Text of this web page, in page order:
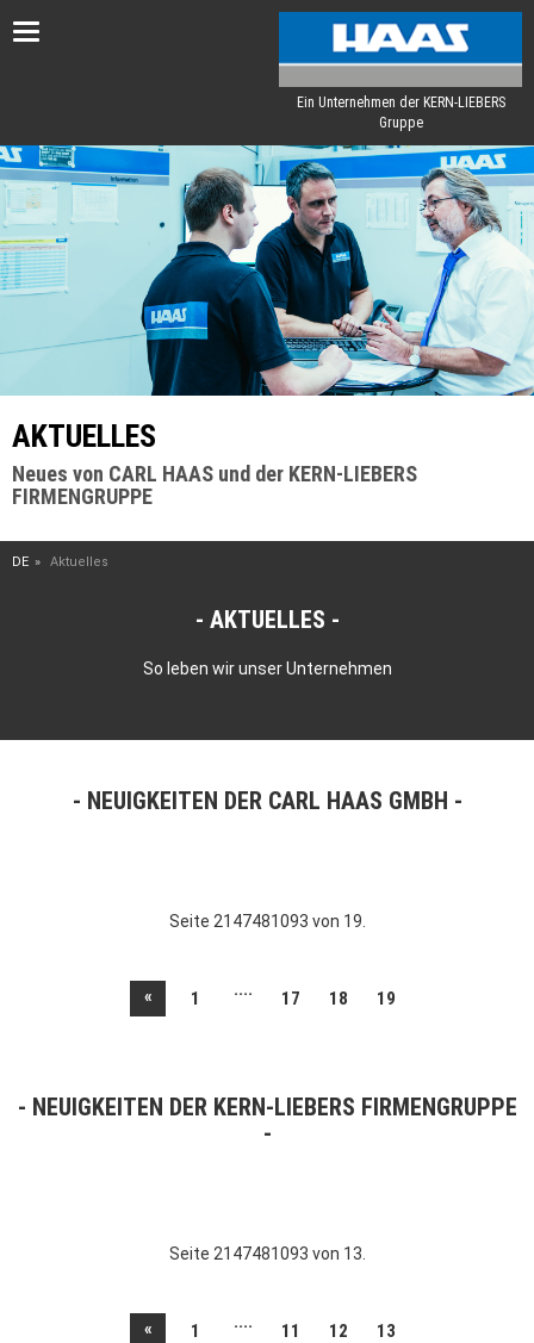
Toggle
Ein Unternehmen der KERN-LIEBERS
Gruppe
AKTUELLES
Neues von CARL HAAS und der KERN-LIEBERS
FIRMENGRUPPE
DE Aktuelles
AKTUELLES
So leben wir unser Unternehmen
NEUIGKEITEN DER CARL HAAS GMBH
Seite 2147481093 von 19.
« 1 .... 17 18 19
NEUIGKEITEN DER KERN-LIEBERS FIRMENGRUPPE
Seite 2147481093 von 13.
« 1 .... 11 12 13